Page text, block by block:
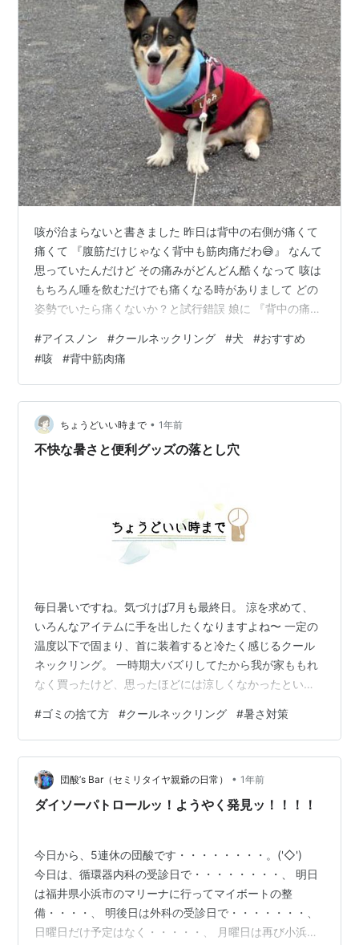
咳が治まらないと書きました 昨日は背中の右側が痛くて
痛くて 『腹筋だけじゃなく背中も筋肉痛だわ😅』 なんて
思っていたんだけど その痛みがどんどん酷くなって 咳は
もちろん唾を飲むだけでも痛くなる時がありまして どの
姿勢でいたら痛くないか？と試行錯誤 娘に 『背中の痛み
の言いつけ通りに病院へ行ってきました 色々診ていただ
きまして 咳止めやら痰きりやら痛み止めやら4種類のお
薬を出していただき 血液検査もしていただいて 結果、背
中の痛みは筋肉痛でした(笑) 咳の威力ヤベー 重い病気じ
ゃなくてよかった😁 さて、 連日暑いから アイスノンは
大助かり💛 …
#アイスノン #クールネックリング #犬 #おすすめ
#咳 #背中筋肉痛
ちょうどいい時まで • 1年前
不快な暑さと便利グッズの落とし穴
毎日暑いですね。気づけば7月も最終日。 涼を求めて、
いろんなアイテムに手を出したくなりますよね〜 一定の
温度以下で固まり、首に装着すると冷たく感じるクール
ネックリング。 一時期大バズりしてたから我が家ももれ
なく買ったけど、思ったほどには涼しくなかったという
室温で固まったヤツは大して冷たくないし、冷水で固ま
るにしても結構時間がかかる。 そして、ぬるくなるのが
思いの外早い！ ぬるいヤツを首に巻いていても不快だし
邪魔なだけなので、いつの間にか使わなくなっていまし
た。 存在をすっかり忘れていた今年、物入れの奥から出
#ゴミの捨て方 #クールネックリング #暑さ対策
団酸’s Bar（セミリタイヤ親爺の日常） • 1年前
ダイソーパトロールッ！ようやく発見ッ！！！！
今日から、5連休の団酸です・・・・・・・・。('◇')ゞ
今日は、循環器内科の受診日で・・・・・・・・、 明日
は福井県小浜市のマリーナに行ってマイボートの整
備・・・・、 明後日は外科の受診日で・・・・・・・、
日曜日だけ予定はなく・・・・・、 月曜日は再び小浜市